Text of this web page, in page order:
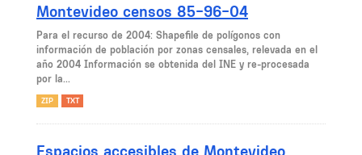
Montevideo censos 85-96-04
Para el recurso de 2004: Shapefile de polígonos con
información de población por zonas censales, relevada en el
año 2004 Información se obtenida del INE y re-procesada
por la...
ZIP TXT
Espacios accesibles de Montevideo